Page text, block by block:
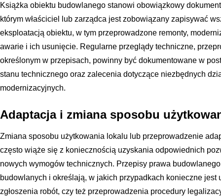
Książka obiektu budowlanego stanowi obowiązkowy
którym właściciel lub zarządca jest zobowiązany zapisywać
eksploatacją obiektu, w tym przeprowadzone remonty,
awarie i ich usunięcie. Regularne przeglądy techniczne,
określonym w przepisach, powinny być dokumentowane w
stanu technicznego oraz zalecenia dotyczące niezbędnych
modernizacyjnych.
Adaptacja i zmiana sposobu
Zmiana sposobu użytkowania lokalu lub przeprowadzenie
często wiąże się z koniecznością uzyskania odpowiednich
nowych wymogów technicznych. Przepisy prawa
budowlanych i określają, w jakich przypadkach konieczne
zgłoszenia robót, czy też przeprowadzenia procedury